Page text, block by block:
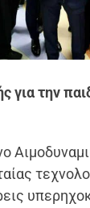
για την